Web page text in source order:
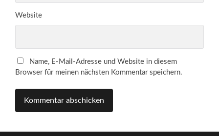
Website
Name, E-Mail-Adresse und Website in diesem
Browser für meinen nächsten Kommentar speichern.